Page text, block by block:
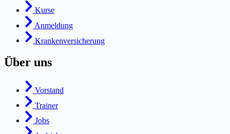
Kurse
Anmeldung
Krankenversicherung
Über uns
Vorstand
Trainer
Jobs